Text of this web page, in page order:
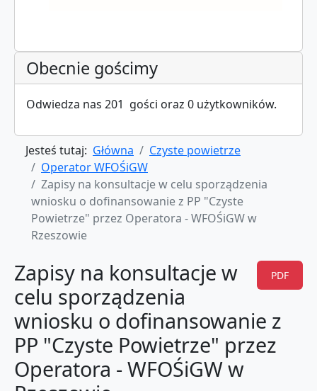
Obecnie gościmy
Odwiedza nas 201 gości oraz 0 użytkowników.
Jesteś tutaj: Główna
Czyste powietrze
Operator WFOŚiGW
Zapisy na konsultacje w celu sporządzenia
wniosku o dofinansowanie z PP "Czyste
Powietrze" przez Operatora - WFOŚiGW w
Rzeszowie
PDF
Zapisy na konsultacje w
celu sporządzenia
wniosku o dofinansowanie z
PP "Czyste Powietrze" przez
Operatora - WFOŚiGW w